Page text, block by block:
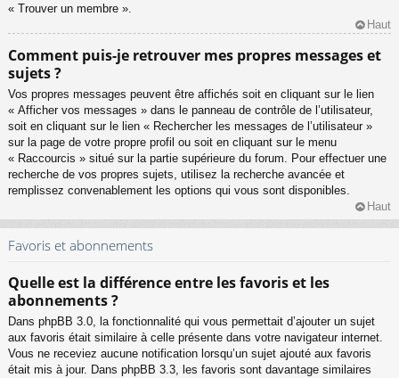
« Trouver un membre ».
Haut
Comment puis-je retrouver mes propres messages et
sujets ?
Vos propres messages peuvent être affichés soit en cliquant sur le lien
« Afficher vos messages » dans le panneau de contrôle de l’utilisateur,
soit en cliquant sur le lien « Rechercher les messages de l’utilisateur »
sur la page de votre propre profil ou soit en cliquant sur le menu
« Raccourcis » situé sur la partie supérieure du forum. Pour effectuer une
recherche de vos propres sujets, utilisez la recherche avancée et
remplissez convenablement les options qui vous sont disponibles.
Haut
Favoris et abonnements
Quelle est la différence entre les favoris et les
abonnements ?
Dans phpBB 3.0, la fonctionnalité qui vous permettait d’ajouter un sujet
aux favoris était similaire à celle présente dans votre navigateur internet.
Vous ne receviez aucune notification lorsqu’un sujet ajouté aux favoris
était mis à jour. Dans phpBB 3.3, les favoris sont davantage similaires